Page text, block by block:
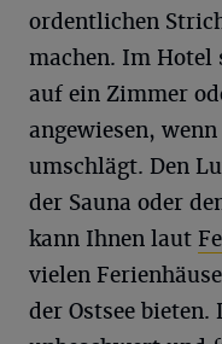
ordentlichen
machen. Im Hotel
auf ein Zimmer
angewiesen,
umschlägt. Den
der Sauna oder
kann Ihnen laut
vielen
der Ostsee bieten.